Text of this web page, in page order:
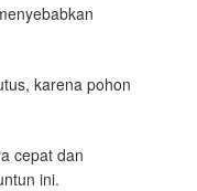
karena pohon
cepat dan
ini.